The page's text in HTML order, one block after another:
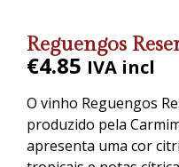
Reguengos
€4.85 IVA incl
O vinho Reguengos
produzido pela
apresenta uma cor